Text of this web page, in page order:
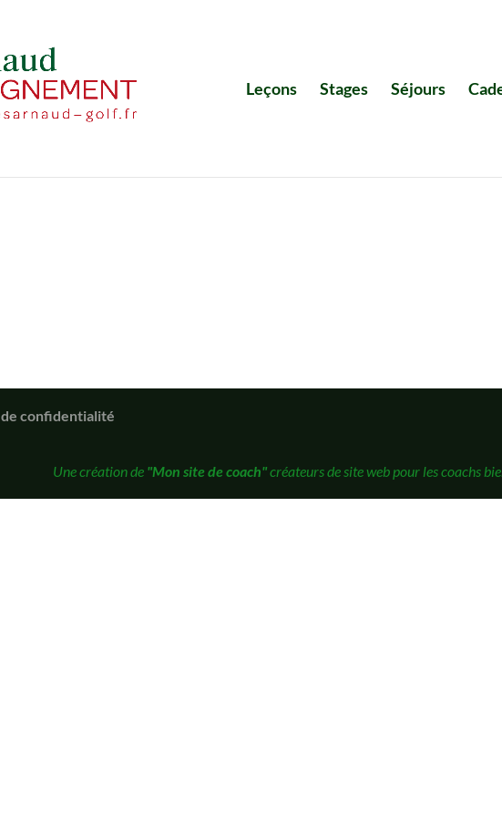
Leçons Stages Séjours
confidentialité
Une création de "Mon site de coach"créateurs de site web pour les coachs